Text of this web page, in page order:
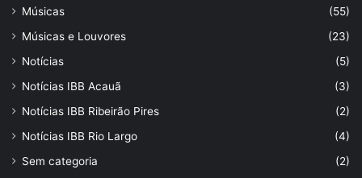
Músicas
(55)
Músicas e Louvores
(23)
Notícias
(5)
Notícias IBB Acauã
(3)
Notícias IBB Ribeirão Pires
(2)
Notícias IBB Rio Largo
(4)
Sem categoria
(2)